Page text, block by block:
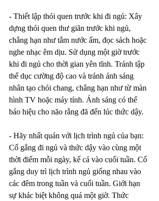
- Thiết lập thói quen trước khi đi ngủ: Xây
dựng thói quen thư giãn trước khi ngủ,
chẳng hạn như tắm nước ấm, đọc sách hoặc
nghe nhạc êm dịu. Sử dụng một giờ trước
khi đi ngủ cho thời gian yên tĩnh. Tránh tập
thể dục cường độ cao và tránh ánh sáng
nhân tạo chói chang, chẳng hạn như từ màn
hình TV hoặc máy tính. Ánh sáng có thể
báo hiệu cho não rằng đã đến lúc thức dậy.
- Hãy nhất quán với lịch trình ngủ của bạn:
Cố gắng đi ngủ và thức dậy vào cùng một
thời điểm mỗi ngày, kể cả vào cuối tuần. Cố
gắng duy trì lịch trình ngủ giống nhau vào
các đêm trong tuần và cuối tuần. Giới hạn
sự khác biệt không quá một giờ. Thức